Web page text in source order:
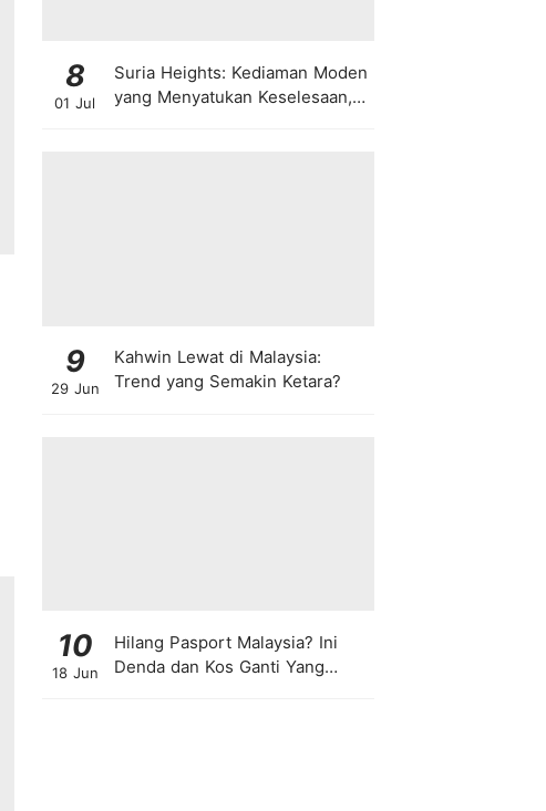
8
01 Jul
Suria Heights: Kediaman Moden
yang Menyatukan Keselesaan,
9
29 Jun
Kahwin Lewat di Malaysia:
Trend yang Semakin Ketara?
10
18 Jun
Hilang Pasport Malaysia? Ini
Denda dan Kos Ganti Yang